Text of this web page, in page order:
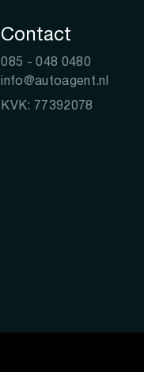
Contact
085 - 048 0480
info@autoagent.nl
KVK: 77392078